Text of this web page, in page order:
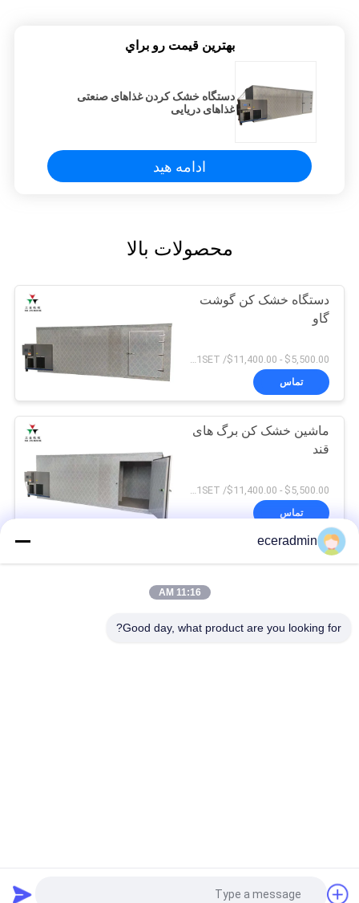
بهترين قيمت رو براي
دستگاه خشک کردن غذاهای صنعتی
غذاهای دریایی
ادامه هید
محصولات بالا
دستگاه خشک کن گوشت
گاو
$5,500.00 - $11,400.00/ Set MOQ:1SET
تماس
ماشین خشک کن برگ های
قند
تماس
دستگاه خشک کردن
درخواست نقل قول
eceradmin
11:16 AM
Good day, what product are you looking for?